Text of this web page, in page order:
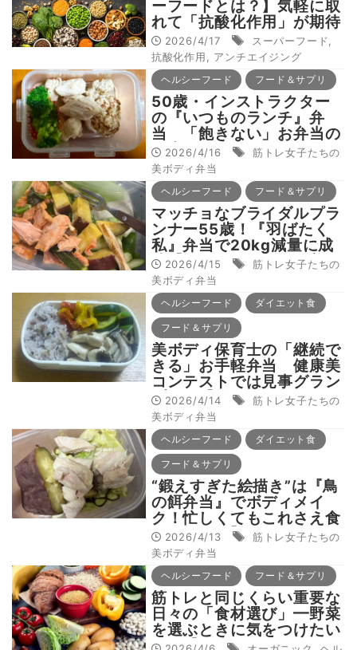
ーフードとは？】気軽に取
れて「抗酸化作用」が期待
できるスーパーフードを紹
介します！
2026/4/17 スーパーフード
抗酸化作用
アンチエイジング
ヘルシーフード フード＆サプリ
50歳・インストラクター
の『いつものランチ』弁
当 「飽きない」お弁当の
工夫は“しっとりハンバー
グ”【筋トレ女子たちの美
ボディ弁当】
2026/4/16
筋トレ女子たちの
美ボディ弁当
ヘルシーフード フード＆サプリ
マッチョなブライダルプラ
ンナー55歳！『羽ばたく
私』弁当で20kg減量に成
功【筋トレ女子たちの美ボ
ディ弁当】
2026/4/15
筋トレ女子たちの
美ボディ弁当
ヘルシーフード ダイエット食
フード＆サプリ
美ボディ保育士の「継続で
きる」お手軽弁当 健康美
コンテストでは見事グラン
プリ！【筋トレ女子たちの
美ボディ弁当】
2026/4/14
筋トレ女子たちの
美ボディ弁当
ヘルシーフード ダイエット食
フード＆サプリ
“鍛えすぎた絵描き”は『鳥
の餌弁当』でボディメイ
ク！忙しくてもこれさえ食
べればOK【筋トレ女子た
ちの美ボディ弁当】
2026/4/13
筋トレ女子たちの
美ボディ弁当
ヘルシーフード フード＆サプリ
筋トレと同じくらい重要な
日々の「食材選び」━野菜
を選ぶときに気をつけたい
こと【オーガニックと